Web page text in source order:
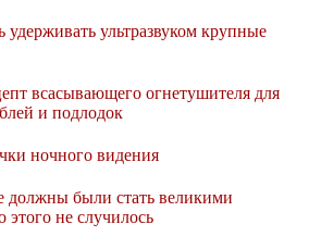
ультразвуком крупные
всасывающего огнетушителя для
и подлодок
ночного видения
должны были стать великими
этого не случилось